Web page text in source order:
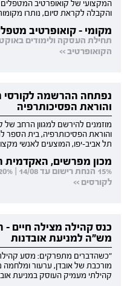
המקצועי של קואופרטיב המטפלים
והקבלה לקראת סיום, נותרו
מקומי - קואופרטיב
הקואופרטיב >>
נפתחה ההרשמה לקורסי
והוראת הפסיכותרפיה
מוזמנים להירשם למגוון הרחב
והוראת הפסיכותרפיה, בית
תל אביב-יפו, המוצעים לאנשי
מכון מפרשים, האקדמית
לקורסים >>
כנס קהילה מצילה חיים
מש"ה למניעת אובדנות
"כשהדברים מתפרקים: מסע
מורכבת של אובדן, ערעור
קהילתי מעמיק העוסק במניעת